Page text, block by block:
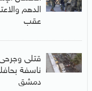
الدهم
عقب
قتلى
ناسفة
دمشق